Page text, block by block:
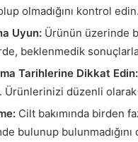
olmadığını kontrol edin.
Uyun: Ürünün üzerinde
beklenmedik
Tarihlerine Dikkat Edin:
Ürünlerinizi düzenli
Cilt bakımında birden
bulunup